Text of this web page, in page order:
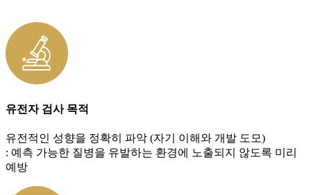
유전자 검사목적
유전적인 성향을 정확히 파악 (자기 이해와 개발 도모)
: 예측 가능한 질병을 유발하는 환경에 노출되지 않도록 미리
예방